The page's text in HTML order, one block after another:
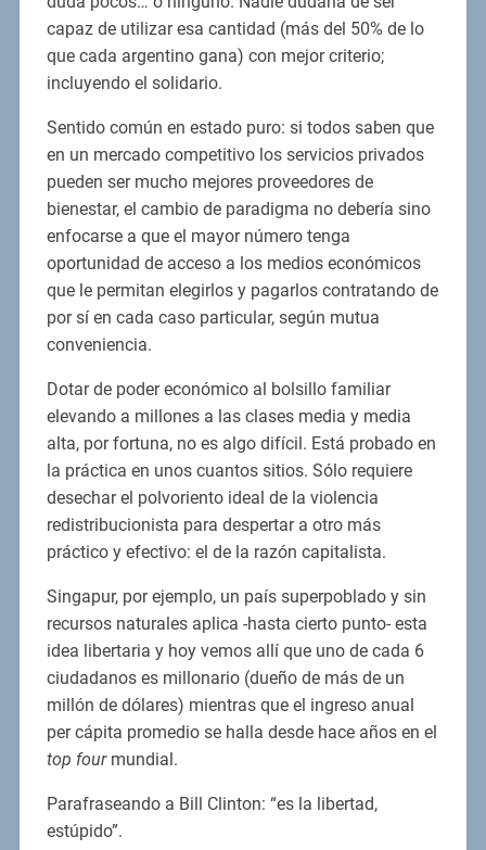
capaz de utilizar esa cantidad (más del 50% de lo
que cada argentino gana) con mejor criterio;
incluyendo el solidario.
Sentido común en estado puro: si todos saben que
en un mercado competitivo los servicios privados
pueden ser mucho mejores proveedores de
bienestar, el cambio de paradigma no debería sino
enfocarse a que el mayor número tenga
oportunidad de acceso a los medios económicos
que le permitan elegirlos y pagarlos contratando de
por sí en cada caso particular, según mutua
conveniencia.
Dotar de poder económico al bolsillo familiar
elevando a millones a las clases media y media
alta, por fortuna, no es algo difícil. Está probado en
la práctica en unos cuantos sitios. Sólo requiere
desechar el polvoriento ideal de la violencia
redistribucionista para despertar a otro más
práctico y efectivo: el de la razón capitalista.
Singapur, por ejemplo, un país superpoblado y sin
recursos naturales aplica -hasta cierto punto- esta
idea libertaria y hoy vemos allí que uno de cada 6
ciudadanos es millonario (dueño de más de un
millón de dólares) mientras que el ingreso anual
per cápita promedio se halla desde hace años en el
top fourmundial.
Parafraseando a Bill Clinton: “es la libertad,
estúpido”.